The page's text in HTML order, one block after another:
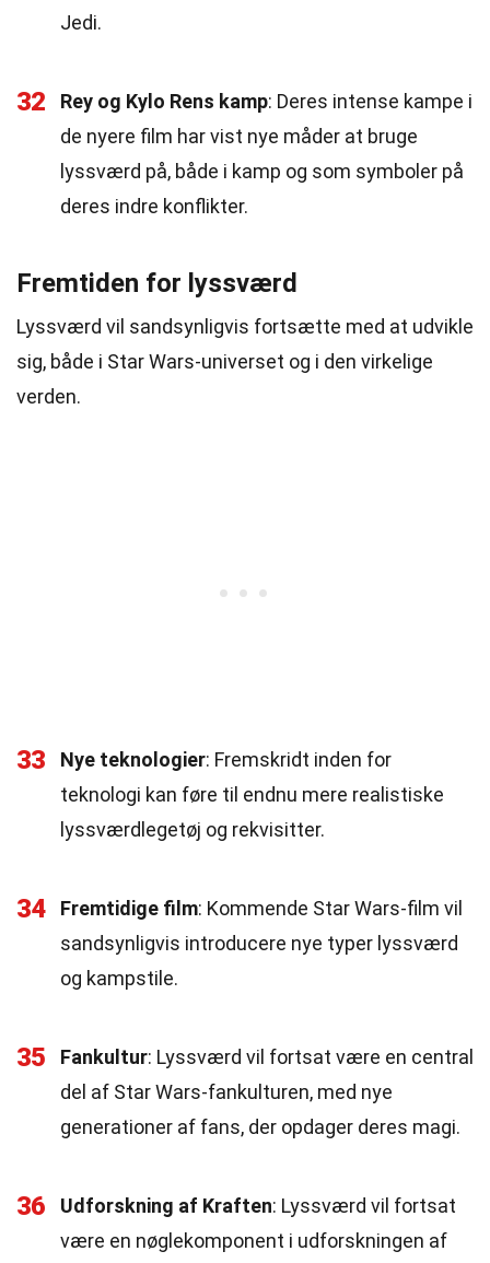
Jedi.
32 Rey og Kylo Rens kamp: Deres intense kampe i
de nyere film har vist nye måder at bruge
lyssværd på, både i kamp og som symboler på
deres indre konflikter.
Fremtiden for lyssværd
Lyssværd vil sandsynligvis fortsætte med at udvikle
sig, både i Star Wars-universet og i den virkelige
verden.
33 Nye teknologier: Fremskridt inden for
teknologi kan føre til endnu mere realistiske
lyssværdlegetøj og rekvisitter.
34 Fremtidige film: Kommende Star Wars-film vil
sandsynligvis introducere nye typer lyssværd
og kampstile.
35 Fankultur: Lyssværd vil fortsat være en central
del af Star Wars-fankulturen, med nye
generationer af fans, der opdager deres magi.
36 Udforskning af Kraften: Lyssværd vil fortsat
være en nøglekomponent i udforskningen af